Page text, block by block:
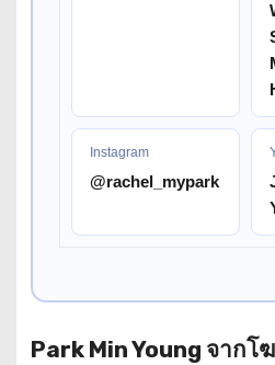
Instagram
@rachel_mypark
Park Min Young จาก